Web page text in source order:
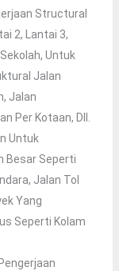
Structural
2, Lantai 3,
Untuk
Jalan
Jalan
Per Kotaan, Dll.
Untuk
Besar Seperti
Jalan Tol
Yang
Seperti Kolam